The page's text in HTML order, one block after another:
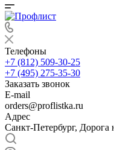
Телефоны
+7 (812) 509-30-25
+7 (495) 275-35-30
Заказать звонок
E-mail
orders@proflistka.ru
Адрес
Санкт-Петербург,